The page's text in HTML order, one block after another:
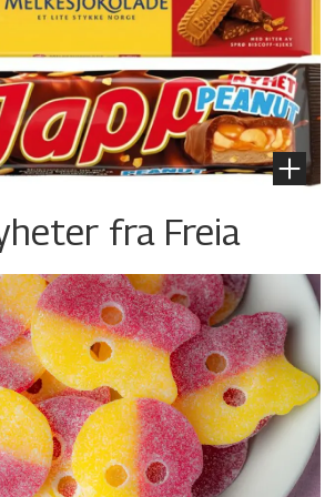
fra Freia